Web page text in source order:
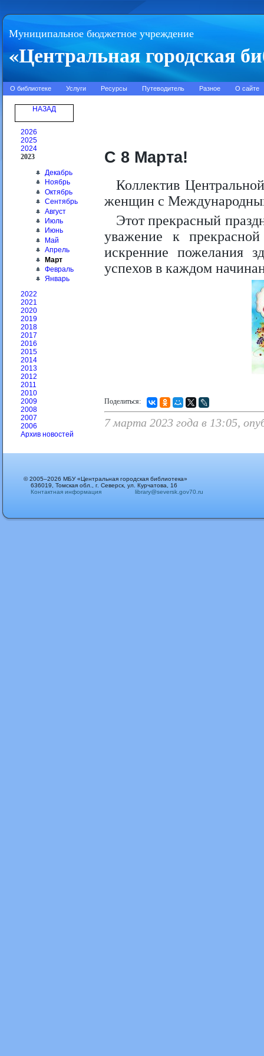
Муниципальное бюджетное учреждение
«Центральная городская
О библиотеке Услуги Ресурсы Путеводитель Разное О сайте
НАЗАД
2026
2025
2024
2023
Декабрь
Ноябрь
Октябрь
Сентябрь
Август
Июль
Июнь
Май
Апрель
Март
Февраль
Январь
2022
2021
2020
2019
2018
2017
2016
2015
2014
2013
2012
2011
2010
2009
2008
2007
2006
Архив новостей
С 8 Марта!
Коллектив
женщин с
Этот прекрасный
уважение к
искренние пожелания
успехов в каждом
Поделиться:
7 марта 2023 года в 13:05,
© 2005–2026 МБУ «Центральная городская библиотека»
636019, Томская обл., г. Северск, ул. Курчатова, 16
Контактная информация
library@seversk.gov70.ru